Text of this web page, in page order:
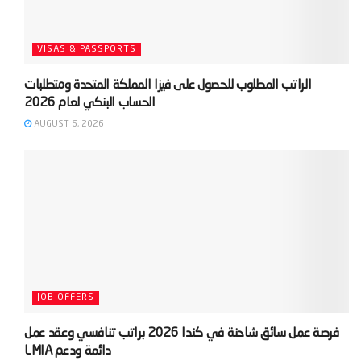
VISAS & PASSPORTS
‫الراتب المطلوب للحصول على فيزا المملكة المتحدة ومتطلبات
AUGUST 6, 2026
JOB OFFERS
‫فرصة عمل سائق شاحنة في كندا 2026 براتب تنافسي وعقد عمل
دائمة ودعم LMIA‬